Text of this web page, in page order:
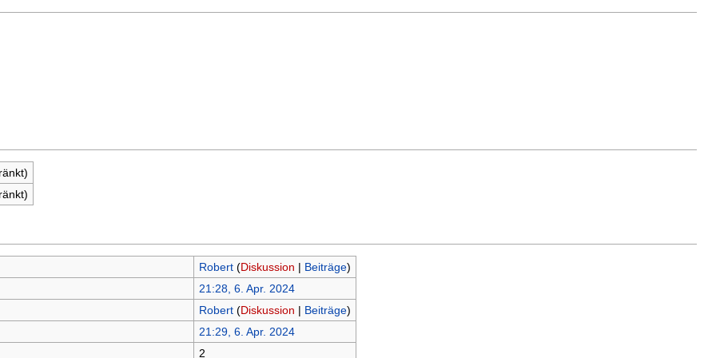
Robert (Diskussion | Beiträge)
21:28, 6. Apr. 2024
Robert (Diskussion | Beiträge)
21:29, 6. Apr. 2024
2